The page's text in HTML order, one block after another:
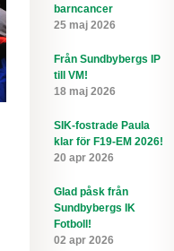
barncancer
25 maj 2026
Från Sundbybergs IP
till VM!
18 maj 2026
SIK-fostrade Paula
klar för F19-EM 2026!
20 apr 2026
Glad påsk från
Sundbybergs IK
Fotboll!
02 apr 2026